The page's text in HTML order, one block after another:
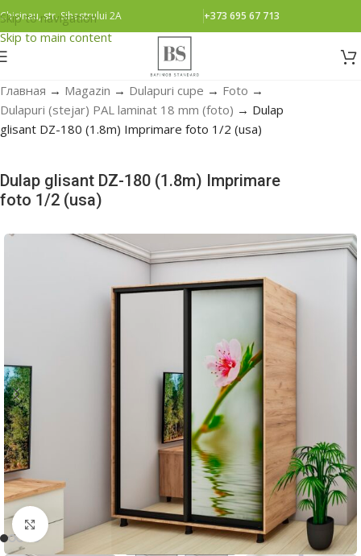
Skip to navigation
Skip to main content
Chisinau, str. Sihastrului 2A +373 695 67 713
Главная → Magazin → Dulapuri cupe → Foto →
Dulapuri (stejar) PAL laminat 18 mm (foto) → Dulap
glisant DZ-180 (1.8m) Imprimare foto 1/2 (usa)
Dulap glisant DZ-180 (1.8m) Imprimare
foto 1/2 (usa)
Faceți click pentru a mări